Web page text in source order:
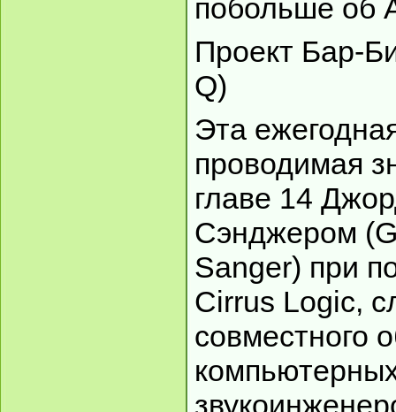
побольше об
Проект Бар-
Q)
Эта
проводимая
главе 14
Сэнджером
Sanger) при
Cirrus Logic,
совместного